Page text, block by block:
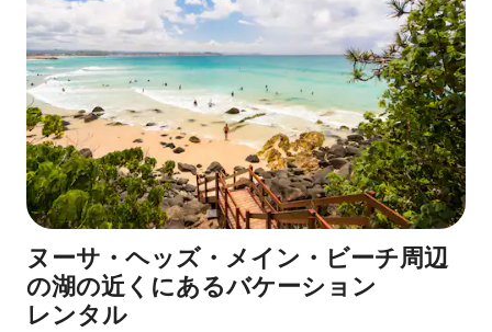
ヌーサ・ヘッズ・メイン・ビーチ周辺
の湖⁠の近⁠く⁠にあ⁠るバ⁠ケ⁠ー⁠シ⁠ョ⁠ン
レ⁠ン⁠タ⁠ル